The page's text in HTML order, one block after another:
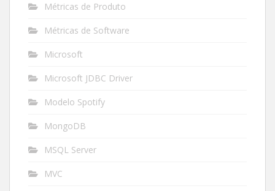
Métricas de Produto
Métricas de Software
Microsoft
Microsoft JDBC Driver
Modelo Spotify
MongoDB
MSQL Server
MVC